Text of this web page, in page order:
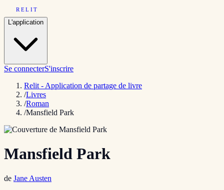
RELIT
L'application
Se connecterS'inscrire
Relit - Application de partage de livre
/Livres
/Roman
/Mansfield Park
Mansfield Park
de Jane Austen